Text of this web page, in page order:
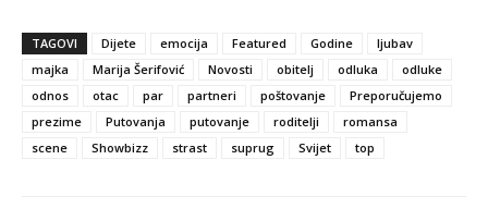
TAGOVI Dijete emocija Featured Godine
ljubav
majka
Marija Šerifović Novosti obitelj odluka
odluke
odnos
otac par partneri poštovanje
Preporučujemo
prezime
Putovanja putovanje roditelji
romansa
scene
Showbizz strast suprug Svijet top